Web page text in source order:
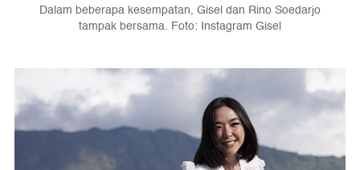
Dalam beberapa kesempatan, Gisel dan Rino Soedarjo
tampak bersama. Foto: Instagram Gisel